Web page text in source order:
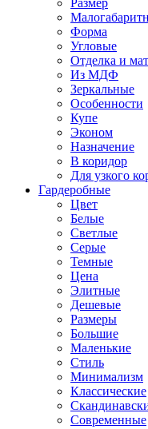
Размер
Форма
Угловые
Отделка и
Из МДФ
Зеркальные
Особенности
Купе
Эконом
Назначение
В коридор
Для узкого
Гардеробные
Цвет
Белые
Светлые
Серые
Темные
Цена
Элитные
Дешевые
Размеры
Большие
Маленькие
Стиль
Минимализм
Классические
Современные